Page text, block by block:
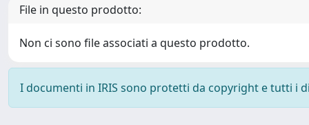
File in questo prodotto:
Non ci sono file associati a questo prodotto.
I documenti in IRIS sono protetti da copyright e tutti i